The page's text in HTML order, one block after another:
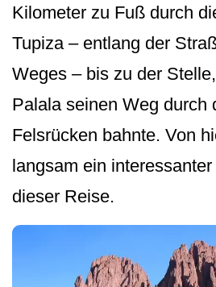
Kilometer zu Fuß durch
Tupiza – entlang der
Weges – bis zu der
Palala seinen Weg durch
Felsrücken bahnte. Von
langsam ein interessanter
dieser Reise.